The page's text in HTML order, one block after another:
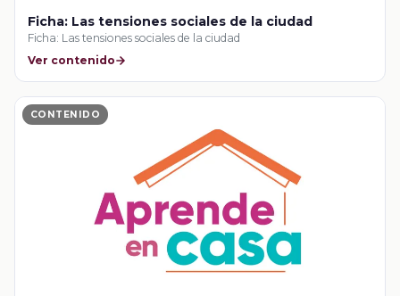
Ficha: Las tensiones sociales de la ciudad
Ficha: Las tensiones sociales de la ciudad
Ver contenido
CONTENIDO